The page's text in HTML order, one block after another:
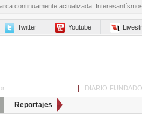
continuamente actualizada.
Twitter Youtube
| DIARIO
Reportajes